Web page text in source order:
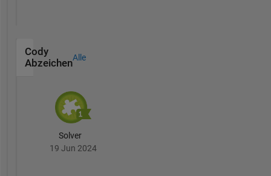
Cody
Abzeichen
Alle
Solver
19 Jun 2024